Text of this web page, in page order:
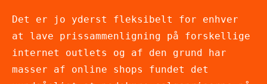
Det er jo yderst fleksibelt for enhver
at lave prissammenligning på forskellige
internet outlets og af den grund har
masser af online shops fundet det